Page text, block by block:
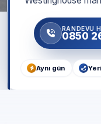
RANDEVU
0850
Aynı gün